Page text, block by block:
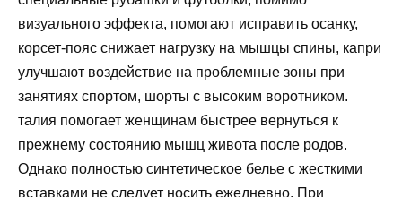
визуального эффекта, помогают исправить осанку,
корсет-пояс снижает нагрузку на мышцы спины, капри
улучшают воздействие на проблемные зоны при
занятиях спортом, шорты с высоким воротником.
талия помогает женщинам быстрее вернуться к
прежнему состоянию мышц живота после родов.
Однако полностью синтетическое белье с жесткими
вставками не следует носить ежедневно. При